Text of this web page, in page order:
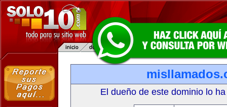
El dueño de este dominio lo